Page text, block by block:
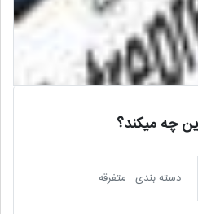
چه میکند؟
دسته بندی : متفرقه